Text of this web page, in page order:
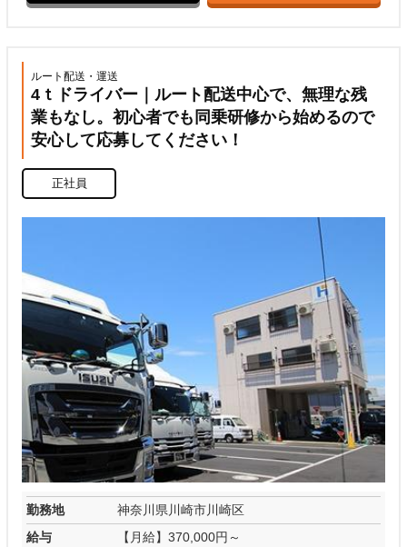
ルート配送・運送
4ｔドライバー｜ルート配送中心で、無理な残
業もなし。初心者でも同乗研修から始めるので
安心して応募してください！
正社員
勤務地
神奈川県川崎市川崎区
給与
【月給】370,000円～